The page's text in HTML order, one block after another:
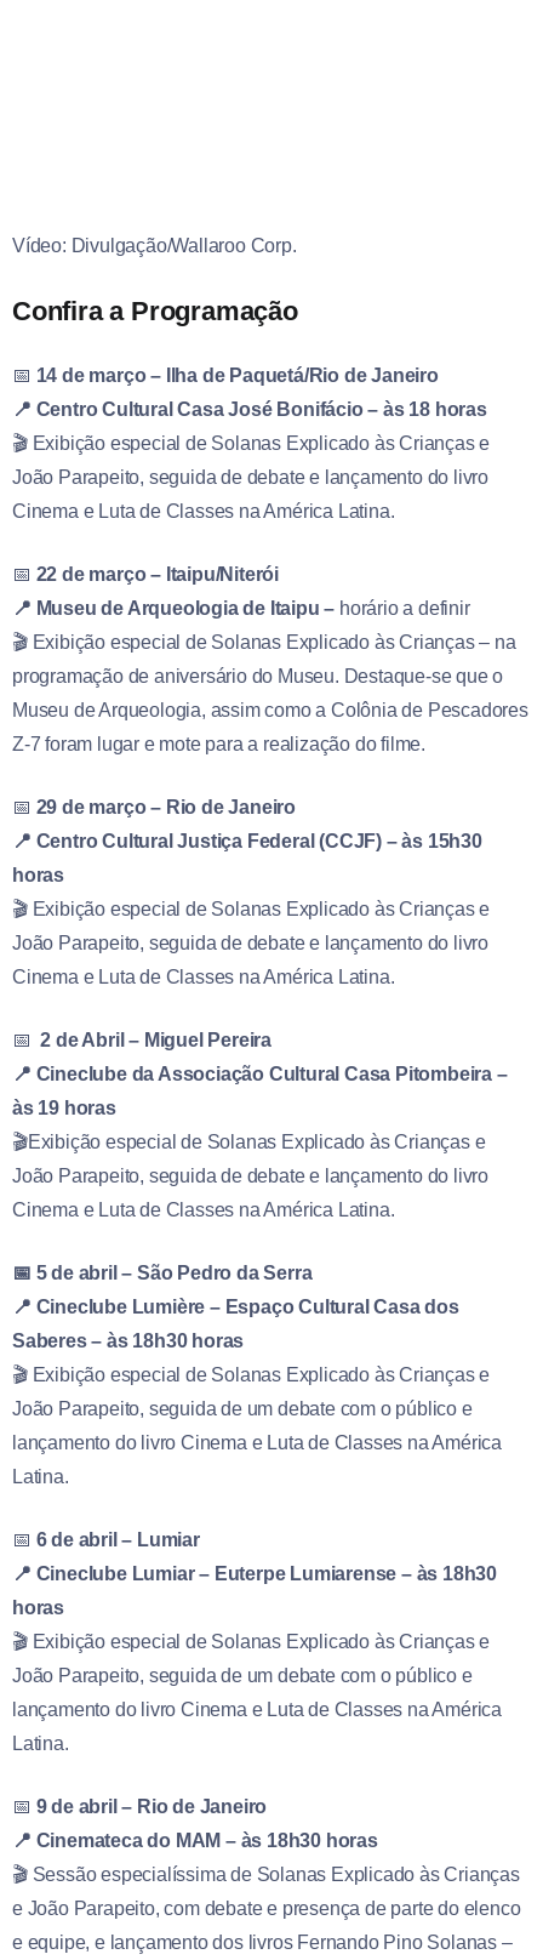
Vídeo: Divulgação/Wallaroo Corp.
Confira a Programação
📅 14 de março – Ilha de Paquetá/Rio de Janeiro
📍 Centro Cultural Casa José Bonifácio – às 18 horas
🎬 Exibição especial de Solanas Explicado às Crianças e
João Parapeito, seguida de debate e lançamento do livro
Cinema e Luta de Classes na América Latina.
📅 22 de março – Itaipu/Niterói
📍 Museu de Arqueologia de Itaipu – horário a definir
🎬 Exibição especial de Solanas Explicado às Crianças – na
programação de aniversário do Museu. Destaque-se que o
Museu de Arqueologia, assim como a Colônia de Pescadores
Z-7 foram lugar e mote para a realização do filme.
📅 29 de março – Rio de Janeiro
📍 Centro Cultural Justiça Federal (CCJF) – às 15h30
horas
🎬 Exibição especial de Solanas Explicado às Crianças e
João Parapeito, seguida de debate e lançamento do livro
Cinema e Luta de Classes na América Latina.
📅2 de Abril – Miguel Pereira
📍 Cineclube da Associação Cultural Casa Pitombeira –
às 19 horas
🎬Exibição especial de Solanas Explicado às Crianças e
João Parapeito, seguida de debate e lançamento do livro
Cinema e Luta de Classes na América Latina.
📅 5 de abril – São Pedro da Serra
📍 Cineclube Lumière – Espaço Cultural Casa dos
Saberes – às 18h30 horas
🎬 Exibição especial de Solanas Explicado às Crianças e
João Parapeito, seguida de um debate com o público e
lançamento do livro Cinema e Luta de Classes na América
Latina.
📅 6 de abril – Lumiar
📍 Cineclube Lumiar – Euterpe Lumiarense – às 18h30
horas
🎬 Exibição especial de Solanas Explicado às Crianças e
João Parapeito, seguida de um debate com o público e
lançamento do livro Cinema e Luta de Classes na América
Latina.
📅 9 de abril – Rio de Janeiro
📍 Cinemateca do MAM – às 18h30 horas
🎬 Sessão especialíssima de Solanas Explicado às Crianças
e João Parapeito, com debate e presença de parte do elenco
e equipe, e lançamento dos livros Fernando Pino Solanas –